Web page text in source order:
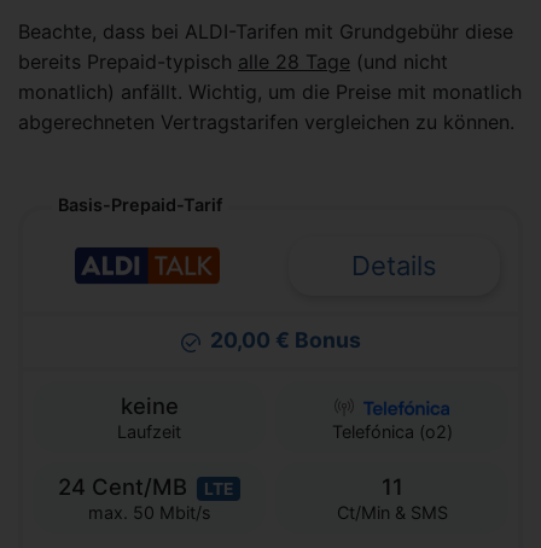
Beachte, dass bei ALDI-Tarifen mit Grundgebühr diese
bereits Prepaid-typisch alle 28 Tage (und nicht
monatlich) anfällt. Wichtig, um die Preise mit monatlich
abgerechneten Vertragstarifen vergleichen zu können.
Basis-Prepaid-Tarif
Details
20,00 € Bonus
keine
Laufzeit Telefónica (o2)
24 Cent/MB LTE
max. 50 Mbit/s
11
Ct/Min & SMS